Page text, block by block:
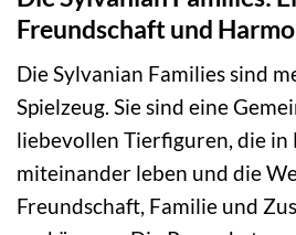
Freundschaft und
Die Sylvanian Families sind
Spielzeug. Sie sind eine
liebevollen Tierfiguren, die in
miteinander leben und die
Freundschaft, Familie und